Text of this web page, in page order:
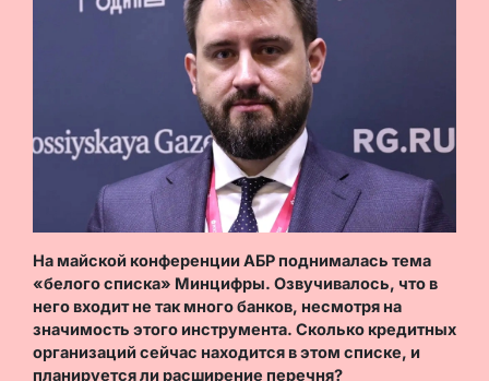
На майской конференции АБР поднималась тема
«белого списка» Минцифры. Озвучивалось, что в
него входит не так много банков, несмотря на
значимость этого инструмента. Сколько кредитных
организаций сейчас находится в этом списке, и
планируется ли расширение перечня?